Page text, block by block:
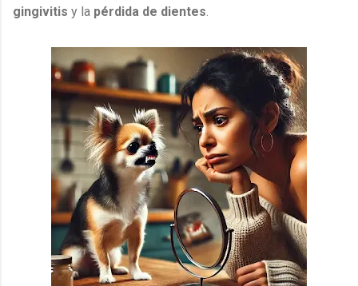
gingivitis y la pérdida de dientes.